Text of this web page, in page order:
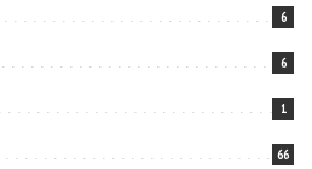
6
6
1
66